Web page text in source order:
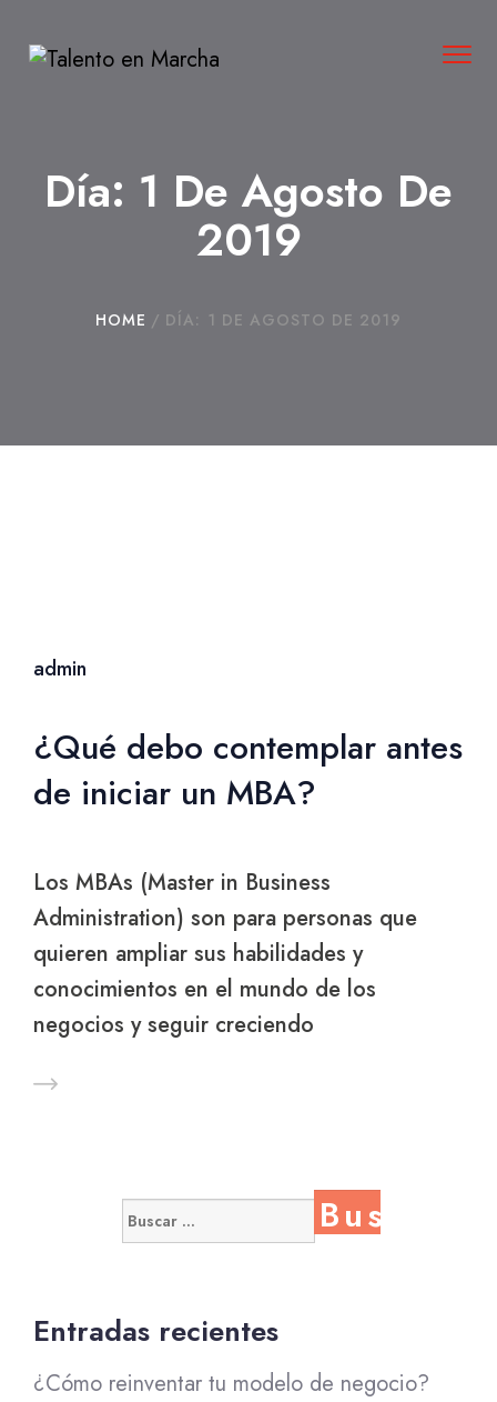
Día: 1 De Agosto De
2019
HOME / DÍA: 1 DE AGOSTO DE 2019
admin
¿Qué debo contemplar antes
de iniciar un MBA?
Los MBAs (Master in Business
Administration) son para personas que
quieren ampliar sus habilidades y
conocimientos en el mundo de los
negocios y seguir creciendo
Buscar:
Entradas recientes
¿Cómo reinventar tu modelo de negocio?